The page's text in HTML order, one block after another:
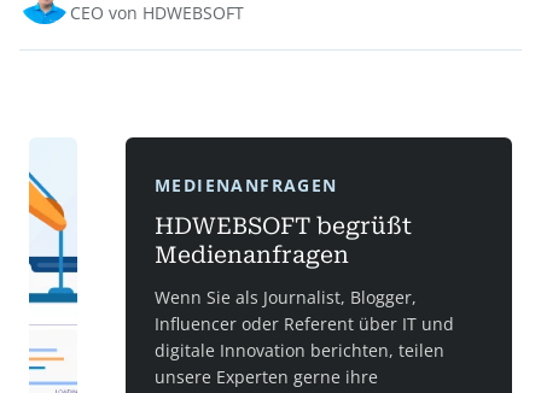
CEO von HDWEBSOFT
MEDIENANFRAGEN
HDWEBSOFT begrüßt
Medienanfragen
Wenn Sie als Journalist, Blogger,
Influencer oder Referent über IT und
digitale Innovation berichten, teilen
unsere Experten gerne ihre